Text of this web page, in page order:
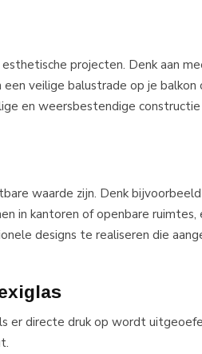
projecten. Denk aan
veilige balustrade op je
en weersbestendige
waarde zijn. Denk
in kantoren of openbare ruimtes,
designs te realiseren die
er directe druk op wordt